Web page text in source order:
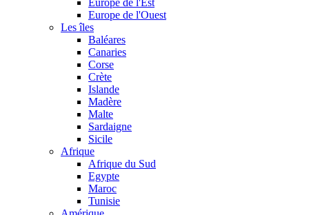
Europe de l'Est
Europe de l'Ouest
Les îles
Baléares
Canaries
Corse
Crète
Islande
Madère
Malte
Sardaigne
Sicile
Afrique
Afrique du Sud
Egypte
Maroc
Tunisie